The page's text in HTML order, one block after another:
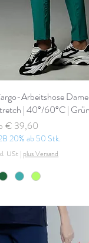
Arbeitshose
| 40°/60°C |
€ 39,60
Preis
20% ab 50 Stk.
USt | plus Versand